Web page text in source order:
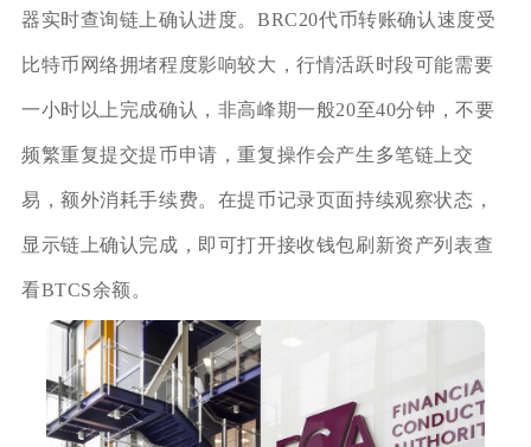
器实时查询链上确认进度。BRC20代币转账确认速度受
比特币网络拥堵程度影响较大，行情活跃时段可能需要
一小时以上完成确认，非高峰期一般20至40分钟，不要
频繁重复提交提币申请，重复操作会产生多笔链上交
易，额外消耗手续费。在提币记录页面持续观察状态，
显示链上确认完成，即可打开接收钱包刷新资产列表查
看BTCS余额。